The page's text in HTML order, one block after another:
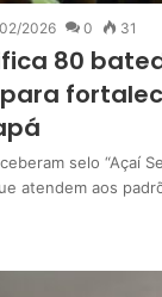
2026 0 31
80
selo “Açaí
atendem aos